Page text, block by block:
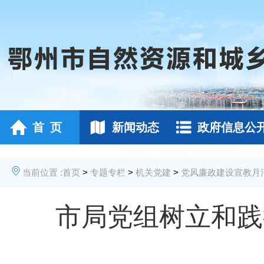
首 页 新闻动态 政府信息公
当前位置 :首页 > 专题专栏 > 机关党建 > 党风廉政建设宣教月
市局党组树立和